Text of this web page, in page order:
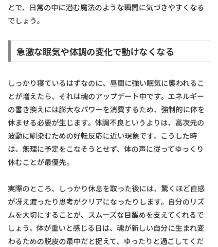
とで、日常の中に潜む魔法のような瞬間に気づきやすくなる
でしょう。
急激な眠気や体調の変化で動けなくなる
しっかり寝ているはずなのに、昼間に強い眠気に襲われるこ
とが増えたら、それは魂のアップデート中です。エネルギー
の書き換えには膨大なパワーを消費するため、強制的に体を
休ませる必要が生じます。体調不良というよりは、高次元の
波動に馴染むための好転反応に近い現象です。こうした時
は、無理に予定をこなそうとせず、体の声に従ってゆっくり
休むことが最優先。
実際のところ、しっかり休息を取った後には、驚くほど直感
が冴え渡ったり思考がクリアになったりします。自分のリズ
ムを大切にすることが、スムーズな目醒めを支えてくれるで
しょう。体が重いと感じる日は、魂が新しい自分に生まれ変
わるための脱皮の最中だと捉えて、ゆったりと過ごしてくだ